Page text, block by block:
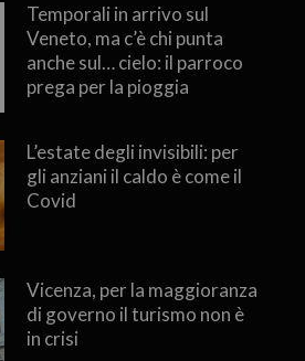
Temporali in arrivo sul
Veneto, ma c’è chi punta
anche sul… cielo: il parroco
prega per la pioggia
L’estate degli invisibili: per
gli anziani il caldo è come il
Covid
Vicenza, per la maggioranza
di governo il turismo non è
in crisi